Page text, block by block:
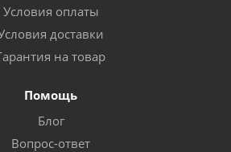
Условия оплаты
доставки
на товар
Помощь
Блог
Вопрос-ответ